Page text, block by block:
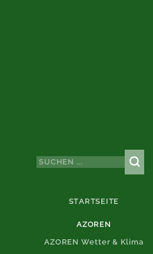
STARTSEITE
AZOREN
AZOREN Wetter & Klima